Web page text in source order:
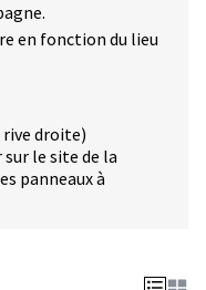
en fonction du lieu
droite)
sur le site de la
panneaux à